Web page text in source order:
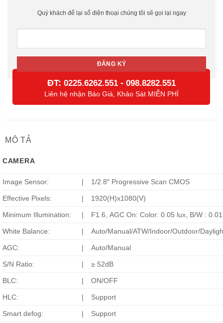
Quý khách để lại số điện thoại chúng tôi sẽ gọi lại ngay
ĐT: 0225.6262.551 - 098.8282.551
Liên hệ nhận Báo Giá, Khảo Sát MIỄN PHÍ
MÔ TẢ
CAMERA
Image Sensor: | 1/2.8″ Progressive Scan CMOS
Effective Pixels: | 1920(H)x1080(V)
Minimum Illumination: | F1.6, AGC On: Color: 0.05 lux, B/W :
White Balance: | Auto/Manual/ATW/Indoor/Outdoor/
AGC: | Auto/Manual
S/N Ratio: | ≥ 52dB
BLC: | ON/OFF
HLC: | Support
Smart defog: | Support